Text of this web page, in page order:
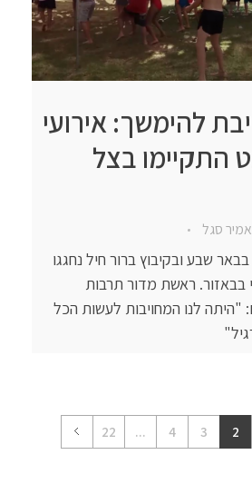
להימשך: אירועי
התקיימו בצל
אמיר סגל
שבע ובקיבוץ ברור חיל נחגגו
בבאזור. ראשת מדור תרבות
"היתה לנו המחויבות לעשות הכל
2
3
4
...
22